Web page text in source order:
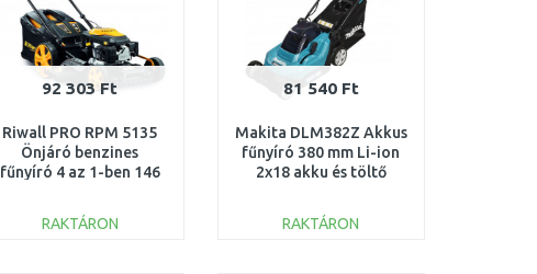
92 303 Ft
Riwall PRO RPM 5135
Önjáró benzines
fűnyíró 4 az 1-ben 146
RAKTÁRON
81 540 Ft
Makita DLM382Z Akkus
fűnyíró 380 mm Li-ion
2x18 akku és töltő
RAKTÁRON